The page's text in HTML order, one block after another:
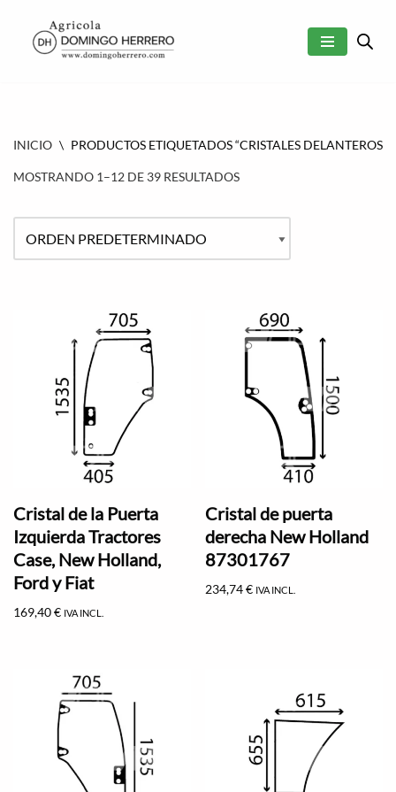
SALTAR
INICIO \ PRODUCTOS ETIQUETADOS “CRISTALES DELANTEROS
MOSTRANDO 1–12 DE 39 RESULTADOS
Cristal de la Puerta
Izquierda Tractores
Case, New Holland,
Ford y Fiat
169,40€ IVA INCL.
Cristal de puerta
derecha New Holland
87301767
234,74€ IVA INCL.